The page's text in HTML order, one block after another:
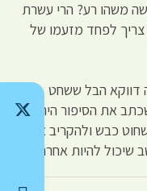
משהו רע? הרי עשרת
צריך לפחד מזעמו של
דווקא הבל ששחט
את הסיפור היה בעל
כבש ולהקריב אותו
להיות אחרת.